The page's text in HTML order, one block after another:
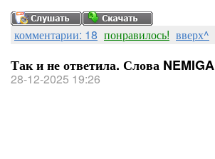
комментарии: 18 понравилось! вверх^
Так и не ответила. Слова NEMIGA
28-12-2025 19:26